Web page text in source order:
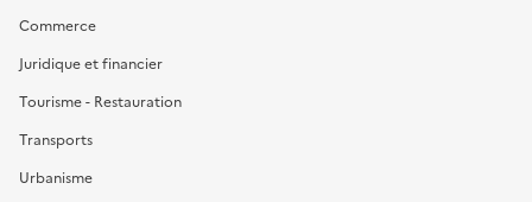
Commerce
Juridique et financier
Tourisme - Restauration
Transports
Urbanisme